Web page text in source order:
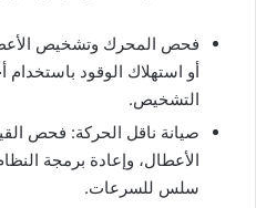
فحص المحرك وتشخيص
أو استهلاك الوقود
التشخيص.
صيانة ناقل الحركة: فحص
الأعطال، وإعادة برمجة
سلس للسرعات.